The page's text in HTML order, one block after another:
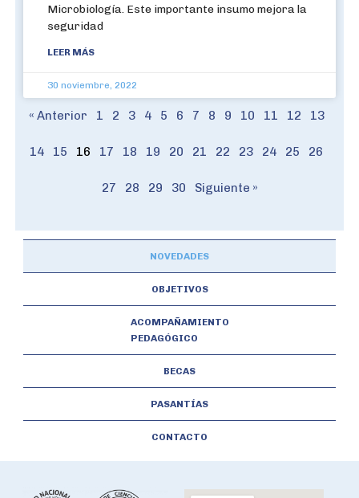
NOVEDADES
OBJETIVOS
ACOMPAÑAMIENTO
PEDAGÓGICO
BECAS
PASANTÍAS
CONTACTO
Microbiología. Este importante insumo mejora la
seguridad
LEER MÁS
30 noviembre, 2022
« Anterior 1 2 3 4 5 6 7 8 9 10 11 12 13
14 15 16 17 18 19 20 21 22 23 24 25 26
27 28 29 30 Siguiente »